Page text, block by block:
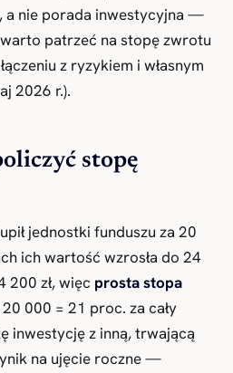
a nie porada inwestycyjna —
patrzeć na stopę zwrotu
z ryzykiem i własnym
2026 r.).
stopę
jednostki funduszu za 20
ich wartość wzrosła do 24
200 zł, więc prosta stopa
000 = 21 proc. za cały
inwestycję z inną, trwającą
na ujęcie roczne —